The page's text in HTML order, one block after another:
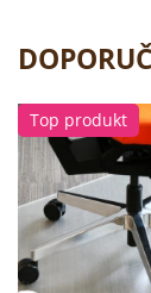
Top produkt